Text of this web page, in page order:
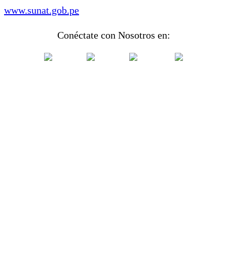
www.sunat.gob.pe
Conéctate con Nosotros en: